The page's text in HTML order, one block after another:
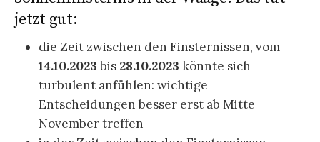
jetzt gut:
die Zeit zwischen den Finsternissen, vom
14.10.2023 bis 28.10.2023 könnte sich
turbulent anfühlen: wichtige
Entscheidungen besser erst ab Mitte
November treffen